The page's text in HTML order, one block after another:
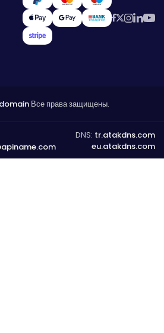
Все права защищены.
DNS: tr.atakdns.com
eu.atakdns.com